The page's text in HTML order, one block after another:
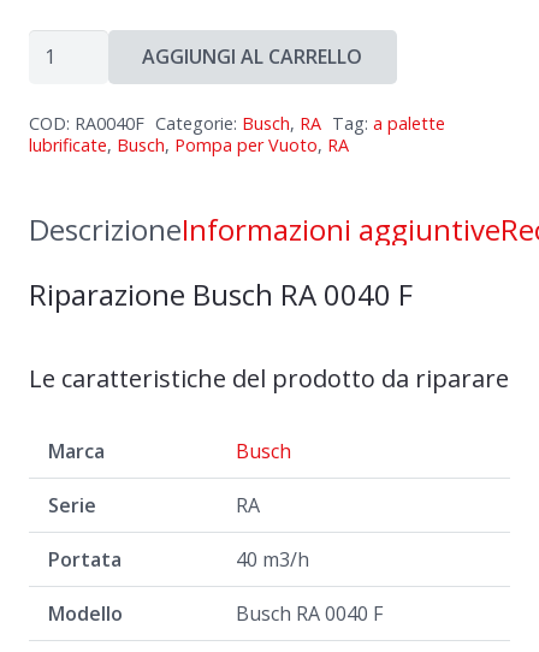
Riparazione
0040
AGGIUNGI AL CARRELLO
COD: RA0040F Categorie: Busch, RA Tag: a palette
lubrificate, Busch, Pompa per Vuoto, RA
DescrizioneInformazioni aggiuntive
Riparazione Busch RA 0040 F
Le caratteristiche del prodotto da riparare
Marca Busch
Serie RA
Portata 40 m3/h
Modello Busch RA 0040 F